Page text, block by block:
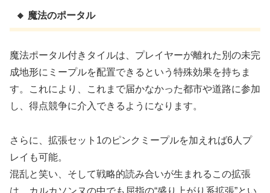
🔸 魔法のポータル
魔法ポータル付きタイルは、プレイヤーが離れた別の未完
成地形にミープルを配置できるという特殊効果を持ちま
す。これにより、これまで届かなかった都市や道路に参加
し、得点競争に介入できるようになります。
さらに、拡張セット1のピンクミープルを加えれば6人プ
レイも可能。
混乱と笑い、そして戦略的読み合いが生まれるこの拡張
は、カルカソンヌの中でも屈指の“盛り上がり系拡張”とい